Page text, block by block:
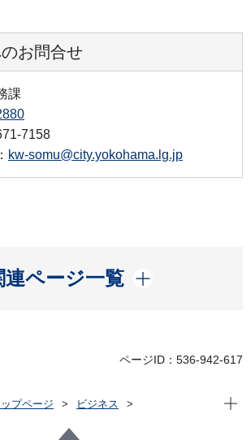
お問合せ
課
7158
kw-somu@city.yokohama.lg.jp
連ページ一覧
開く
ページID：536-942-617
プページ
ビジネス
用語集－お－
現在